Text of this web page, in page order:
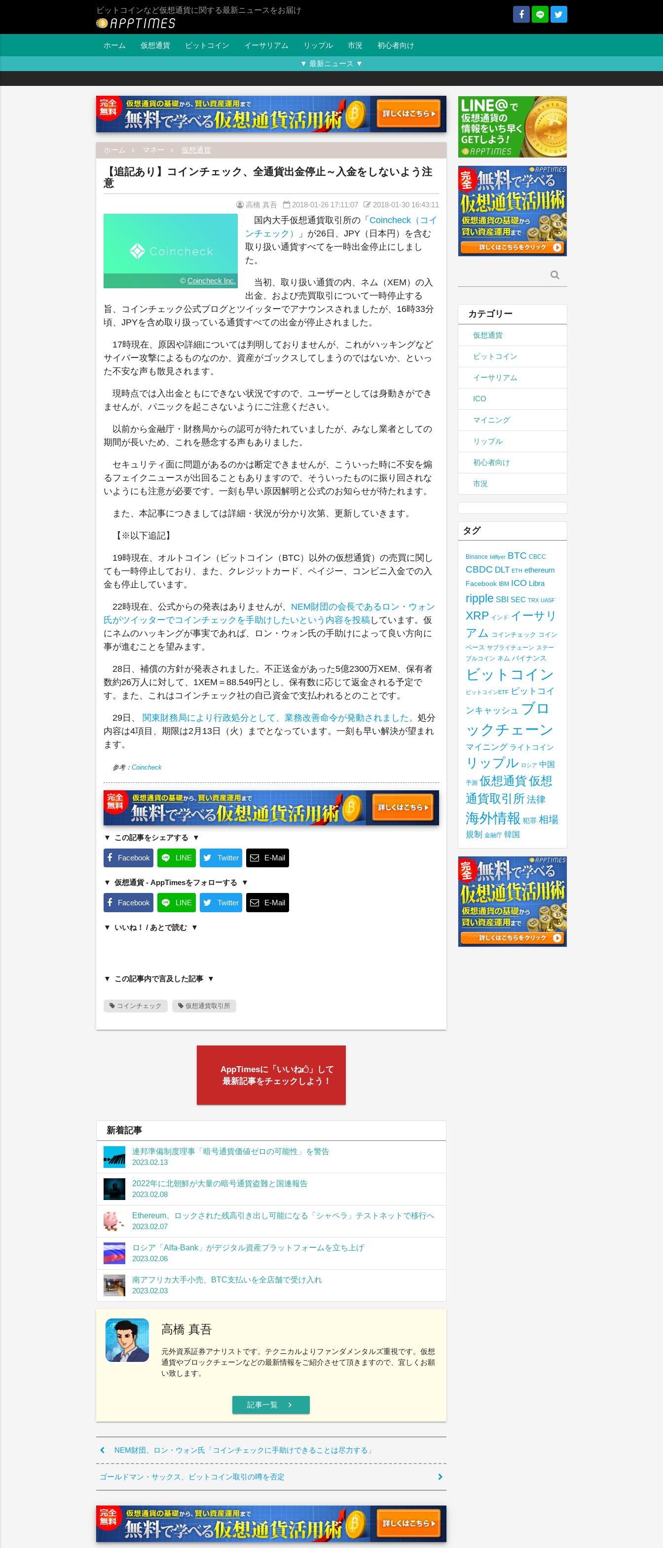
ビットコインなど仮想通貨に関する最新ニュースをお届け
ホーム 仮想通貨 ビットコイン イーサリアム リップル 市況 初心者向け
▼ 最新ニュース ▼
ホーム マネー 仮想通貨
【追記あり】コインチェック、全通貨出金停止～入金をしないよう注
意
高橋 真吾 2018-01-26 17:11:07 2018-01-30 16:43:11
© Coincheck Inc.
国内大手仮想通貨取引所の「 Coincheck（コイ
ンチェック）
」が26日、JPY（日本円）を含む
取り扱い通貨すべてを一時出金停止にしまし
た。
当初、取り扱い通貨の内、ネム（XEM）の入
出金、および売買取引について一時停止する
旨、コインチェック公式ブログとツイッターでアナウンスされましたが、16時33分
頃、JPYを含め取り扱っている通貨すべての出金が停止されました。
17時現在、原因や詳細については判明しておりませんが、これがハッキングなど
サイバー攻撃によるものなのか、資産がゴックスしてしまうのではないか、といっ
た不安な声も散見されます。
現時点では入出金ともにできない状況ですので、ユーザーとしては身動きができ
ませんが、パニックを起こさないようにご注意ください。
以前から金融庁・財務局からの認可が待たれていましたが、みなし業者としての
期間が長いため、これを懸念する声もありました。
セキュリティ面に問題があるのかは断定できませんが、こういった時に不安を煽
るフェイクニュースが出回ることもありますので、そういったものに振り回されな
いようにも注意が必要です。一刻も早い原因解明と公式のお知らせが待たれます。
また、本記事につきましては詳細・状況が分かり次第、更新していきます。
【※以下追記】
19時現在、オルトコイン（ビットコイン（BTC）以外の仮想通貨）の売買に関し
ても一時停止しており、また、クレジットカード、ペイジー、コンビニ入金での入
金も停止しています。
22時現在、公式からの発表はありませんが、 NEM財団の会長であるロン・ウォン
氏がツイッターでコインチェックを手助けしたいという内容を投稿しています。仮
にネムのハッキングが事実であれば、ロン・ウォン氏の手助けによって良い方向に
事が進むことを望みます。
28日、補償の方針が発表されました。不正送金があった5億2300万XEM、保有者
数約26万人に対して、1XEM＝88.549円とし、保有数に応じて返金される予定で
す。また、これはコインチェック社の自己資金で支払われるとのことです。
29日、 関東財務局により行政処分として、業務改善命令が発動されました。 処分
内容は4項目、期限は2月13日（火）までとなっています。一刻も早い解決が望まれ
ます。
参考： Coincheck
この記事をシェアする
Facebook LINE Twitter E-Mail
仮想通貨 - AppTimesをフォローする
Facebook LINE Twitter E-Mail
いいね！ / あとで読む
この記事内で言及した記事
コインチェック 仮想通貨取引所
AppTimesに「いいね
」して
最新記事をチェックしよう！
新着記事
連邦準備制度理事「暗号通貨価値ゼロの可能性」を警告
2023.02.13
2022年に北朝鮮が大量の暗号通貨盗難と国連報告
2023.02.08
Ethereum、ロックされた残高引き出し可能になる「シャペラ」テストネットで移行へ
2023.02.07
ロシア「Alfa-Bank」がデジタル資産プラットフォームを立ち上げ
2023.02.06
南アフリカ大手小売、BTC支払いを全店舗で受け入れ
2023.02.03
高橋 真吾
元外資系証券アナリストです。テクニカルよりファンダメンタルズ重視です。仮想
通貨やブロックチェーンなどの最新情報をご紹介させて頂きますので、宜しくお願
い致します。
記事一覧 chevron_right
NEM財団、ロン・ウォン氏「コインチェックに手助けできることは尽力する」
ゴールドマン・サックス、ビットコイン取引の噂を否定
索:
カテゴリー
仮想通貨
ビットコイン
イーサリアム
ICO
マイニング
リップル
初心者向け
市況
タグ
Binance bitflyer BTC CBCC
CBDC DLT ETH ethereum
Facebook IBM ICO Libra
ripple SBI SEC TRX UASF
XRP インド イーサリ
アム コインチェック コイン
ベース サプライチェーン ステー
ブルコイン ネム バイナンス
ビットコイン
ビットコインETF
ビットコイ
ンキャッシュ ブロ
ックチェーン
マイニング ライトコイン
リップル ロシア 中国
予測 仮想通貨仮想
通貨取引所 法律
海外情報 犯罪 相場
規制 金融庁 韓国